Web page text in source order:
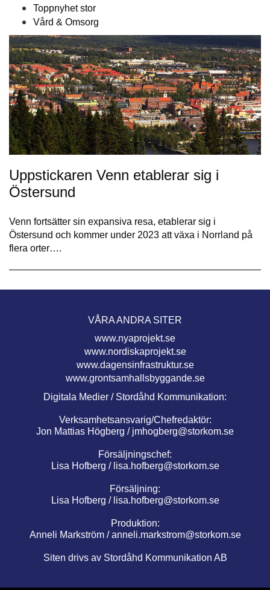
Toppnyhet stor
Vård & Omsorg
Uppstickaren Venn etablerar sig i
Östersund
Venn fortsätter sin expansiva resa, etablerar sig i
Östersund och kommer under 2023 att växa i Norrland på
flera orter….
VÅRA ANDRA SITER
www.nyaprojekt.se
www.nordiskaprojekt.se
www.dagensinfrastruktur.se
www.grontsamhallsbyggande.se
Digitala Medier / Stordåhd Kommunikation:
Verksamhetsansvarig/Chefredaktör:
Jon Mattias Högberg / jmhogberg@storkom.se
Försäljningschef:
Lisa Hofberg / lisa.hofberg@storkom.se
Försäljning:
Lisa Hofberg / lisa.hofberg@storkom.se
Produktion:
Anneli Markström /anneli.markstrom@storkom.se
Siten drivs av Stordåhd Kommunikation AB